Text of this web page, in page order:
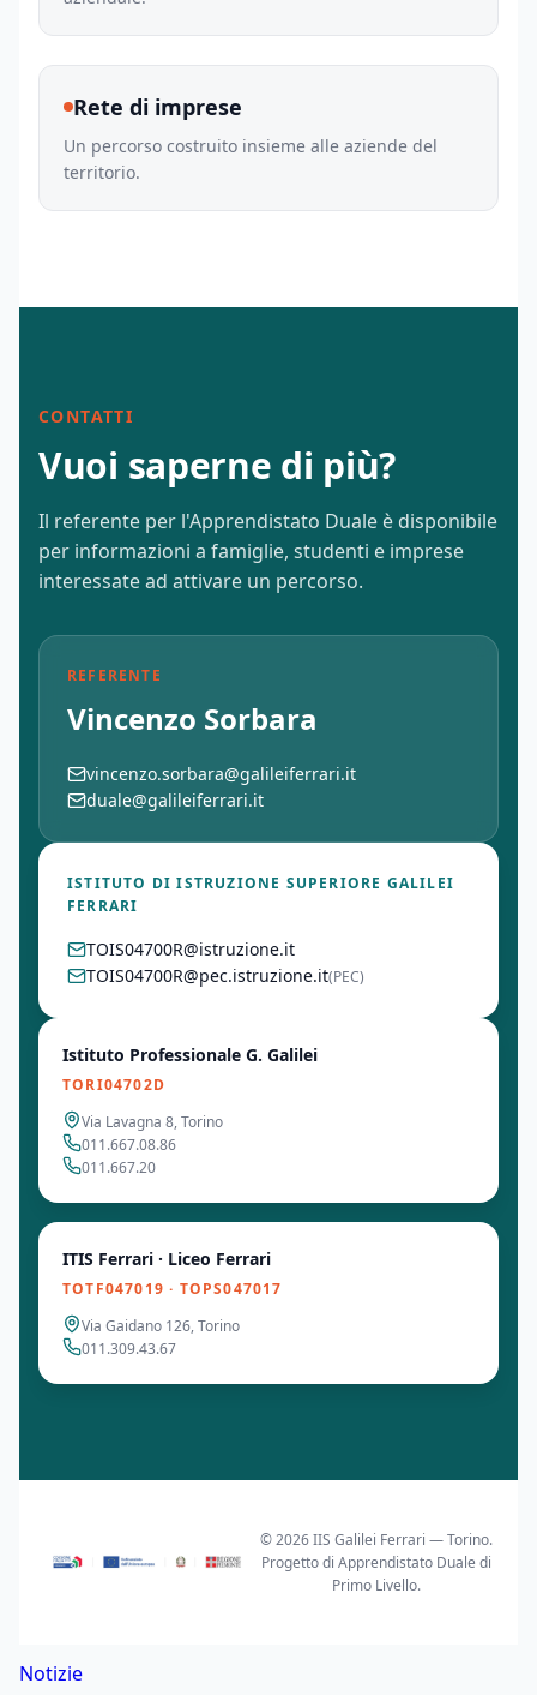
Rete di imprese
Un percorso costruito insieme alle aziende del
territorio.
CONTATTI
Vuoi saperne di più?
Il referente per l'Apprendistato Duale è disponibile
per informazioni a famiglie, studenti e imprese
interessate ad attivare un percorso.
REFERENTE
Vincenzo Sorbara
vincenzo.sorbara@galileiferrari.it
duale@galileiferrari.it
ISTITUTO DI ISTRUZIONE SUPERIORE GALILEI
FERRARI
TOIS04700R@istruzione.it
TOIS04700R@pec.istruzione.it(PEC)
Istituto Professionale G. Galilei
TORI04702D
Via Lavagna 8, Torino
011.667.08.86
011.667.20
ITIS Ferrari · Liceo Ferrari
TOTF047019 · TOPS047017
Via Gaidano 126, Torino
011.309.43.67
© 2026 IIS Galilei Ferrari — Torino.
Progetto di Apprendistato Duale di
Primo Livello.
Notizie